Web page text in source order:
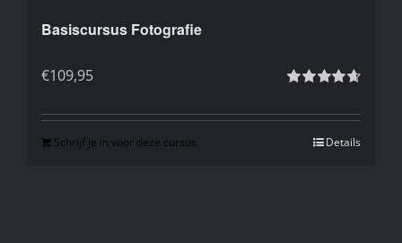
Basiscursus Fotografie
4.71uit 5
€109,95
Schrijf je in voor deze cursus Details